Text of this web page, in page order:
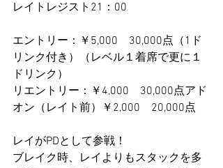
レイトレジスト21：00
エントリー：￥5,000　30,000点（1ド
リンク付き）（レベル１着席で更に１
ドリンク）
リエントリー：￥4,000　30,000点アド
オン（レイト前）￥2,000　20,000点
レイがPDとして参戦！
ブレイク時、レイよりもスタックを多